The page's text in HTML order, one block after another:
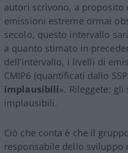
autori scrivono, a proposito
emissioni estreme ormai
secolo, questo intervallo
a quanto stimato in
dell’intervallo, i livelli di
CMIP6 (quantificati dallo
implausibili». Rileggete:
implausibili.
Ciò che conta è che il
responsabile dello sviluppo